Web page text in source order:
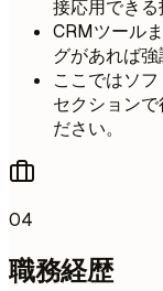
接応用できる
CRMツール
グがあれば強
ここではソ
セクション
ださい。
04
職務経歴